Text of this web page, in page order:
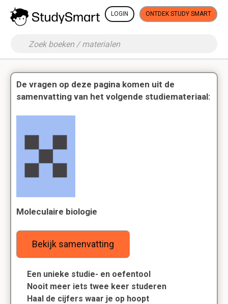
LOGIN ONTDEK STUDY SMART
De vragen op deze pagina komen uit de
samenvatting van het volgende studiemateriaal:
Moleculaire biologie
Bekijk samenvatting
Een unieke studie- en oefentool
Nooit meer iets twee keer studeren
Haal de cijfers waar je op hoopt